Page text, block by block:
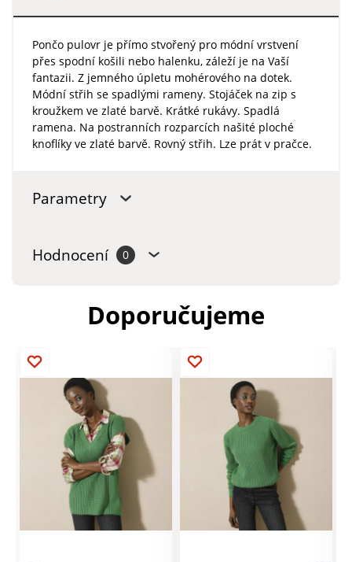
Pončo pulovr je přímo stvořený pro módní vrstvení
přes spodní košili nebo halenku, záleží je na Vaší
fantazii. Z jemného úpletu mohérového na dotek.
Módní střih se spadlými rameny. Stojáček na zip s
kroužkem ve zlaté barvě. Krátké rukávy. Spadlá
ramena. Na postranních rozparcích našité ploché
knoflíky ve zlaté barvě. Rovný střih. Lze prát v pračce.
Parametry
Hodnocení 0
Doporučujeme